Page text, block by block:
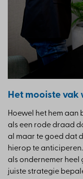
Het mooiste vak
Hoewel het hem
als een rode draad
al maar te goed dat
hierop te
als ondernemer heel
juiste strategie